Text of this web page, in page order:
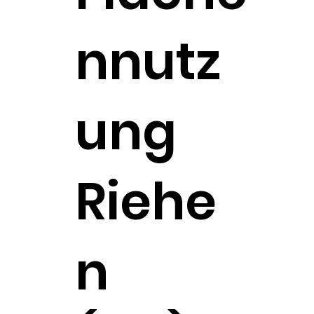
nnutz
ung
Riehe
n